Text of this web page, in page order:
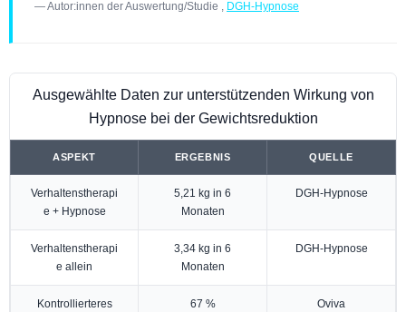
— Autor:innen der Auswertung/Studie , DGH-Hypnose
Ausgewählte Daten zur unterstützenden Wirkung von
Hypnose bei der Gewichtsreduktion
ASPEKT ERGEBNIS QUELLE
Verhaltenstherapi
e + Hypnose
5,21 kg in 6
Monaten
DGH-Hypnose
Verhaltenstherapi
e allein
3,34 kg in 6
Monaten
DGH-Hypnose
Kontrollierteres
67 % Oviva